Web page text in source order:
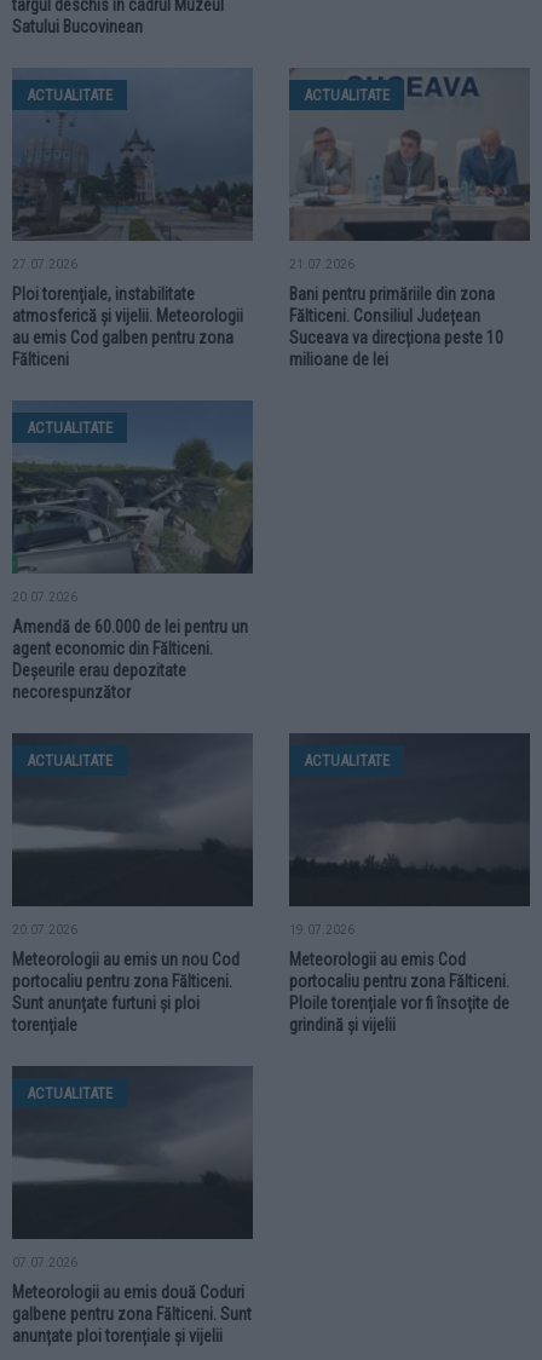
târgul deschis în cadrul Muzeul
Satului Bucovinean
ACTUALITATE
27.07.2026
Ploi torențiale, instabilitate
atmosferică și vijelii. Meteorologii
au emis Cod galben pentru zona
Fălticeni
ACTUALITATE
21.07.2026
Bani pentru primăriile din zona
Fălticeni. Consiliul Județean
Suceava va direcționa peste 10
milioane de lei
ACTUALITATE
20.07.2026
Amendă de 60.000 de lei pentru un
agent economic din Fălticeni.
Deșeurile erau depozitate
necorespunzător
ACTUALITATE
20.07.2026
Meteorologii au emis un nou Cod
portocaliu pentru zona Fălticeni.
Sunt anunțate furtuni și ploi
torențiale
ACTUALITATE
19.07.2026
Meteorologii au emis Cod
portocaliu pentru zona Fălticeni.
Ploile torențiale vor fi însoțite de
grindină și vijelii
ACTUALITATE
07.07.2026
Meteorologii au emis două Coduri
galbene pentru zona Fălticeni. Sunt
anunțate ploi torențiale și vijelii